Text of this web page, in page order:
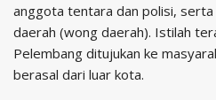
anggota tentara dan polisi,
daerah (wong daerah). Istilah
Pelembang ditujukan ke
berasal dari luar kota.